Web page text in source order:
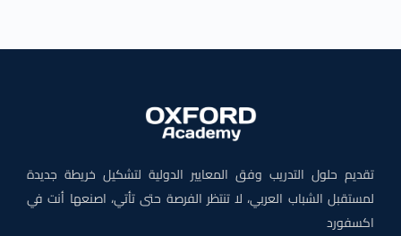
تقديم حلول التدريب وفق المعايير الدولية لتشكيل خريطة جديدة
لمستقبل الشباب العربي، لا تنتظر الفرصة حتى تأتي، اصنعها أنت في
اكسفورد